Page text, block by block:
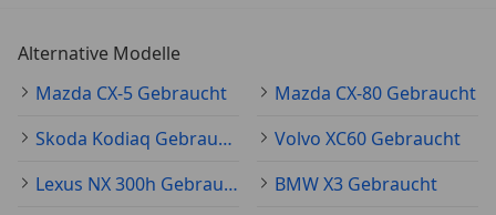
Alternative Modelle
Mazda CX-5 Gebraucht
Mazda CX-80 Gebraucht
Skoda Kodiaq Gebraucht
Volvo XC60 Gebraucht
Lexus NX 300h Gebraucht
BMW X3 Gebraucht